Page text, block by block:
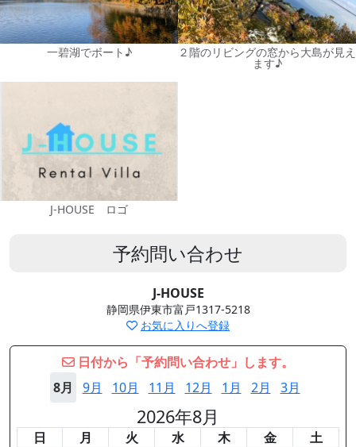
一碧湖でボート♪ ２階のリビングの窓から大島が見え
ます♪
J-HOUSE ロゴ
予約問い合わせ
J-HOUSE
静岡県伊東市富戸1317-5218
お気に入りへ登録
日付から「予約問い合わせ」します。
8月
9月 10月 11月 12月 1月 2月 3月
2026年8月
日 月 火 水 木 金
土